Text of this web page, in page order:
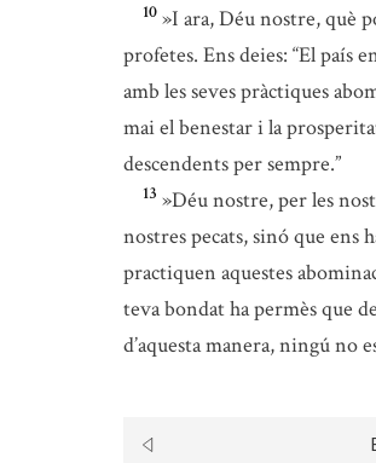
10 »I ara, Déu nostre, què
profetes. Ens deies: “El país
amb les seves pràctiques
mai el benestar i la
descendents per sempre.”
13 »Déu nostre, per les
nostres pecats, sinó que ens
practiquen aquestes
teva bondat ha permès que
d’aquesta manera, ningú no